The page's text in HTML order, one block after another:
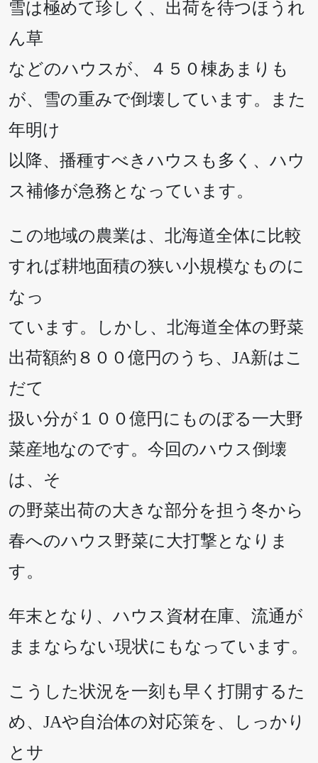
雪は極めて珍しく、出荷を待つほうれ
ん草
などのハウスが、４５０棟あまりも
が、雪の重みで倒壊しています。また
年明け
以降、播種すべきハウスも多く、ハウ
ス補修が急務となっています。
この地域の農業は、北海道全体に比較
すれば耕地面積の狭い小規模なものに
なっ
ています。しかし、北海道全体の野菜
出荷額約８００億円のうち、JA新はこ
だて
扱い分が１００億円にものぼる一大野
菜産地なのです。今回のハウス倒壊
は、そ
の野菜出荷の大きな部分を担う冬から
春へのハウス野菜に大打撃となりま
す。
年末となり、ハウス資材在庫、流通が
ままならない現状にもなっています。
こうした状況を一刻も早く打開するた
め、JAや自治体の対応策を、しっかり
とサ